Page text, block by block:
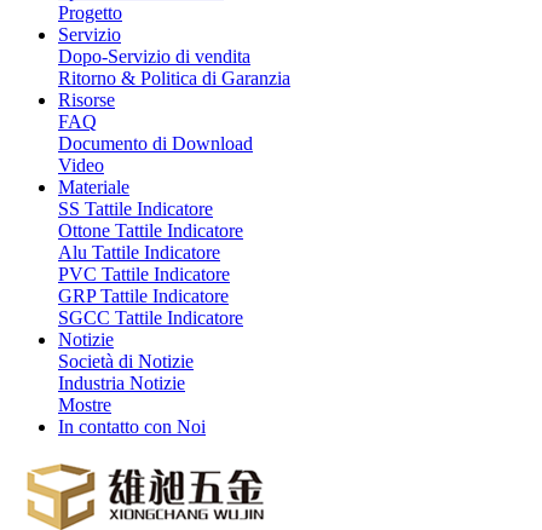
Progetto
Servizio
Dopo-Servizio di vendita
Ritorno & Politica di Garanzia
Risorse
FAQ
Documento di Download
Video
Materiale
SS Tattile Indicatore
Ottone Tattile Indicatore
Alu Tattile Indicatore
PVC Tattile Indicatore
GRP Tattile Indicatore
SGCC Tattile Indicatore
Notizie
Società di Notizie
Industria Notizie
Mostre
In contatto con Noi